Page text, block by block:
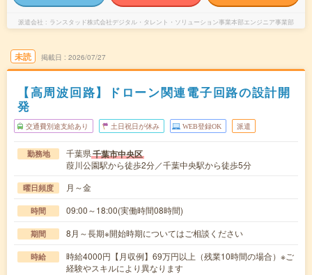
派遣会社 ランスタッド株式会社デジタル・タレント・ソリューション事業本部エンジニア事業部
未読 掲載日 2026/07/27
【高周波回路】ドローン関連電子回路の設計開
発
交通費別途支給あり 土日祝日が休み WEB登録OK 派遣
勤務地 千葉県千葉市中央区
葭川公園駅から徒歩2分／千葉中央駅から徒歩5分
曜日頻度 月～金
時間 09:00～18:00(実働時間08時間)
期間 8月～長期※開始時期についてはご相談ください
時給
時給4000円【月収例】69万円以上（残業10時間の場合）※ご
経験やスキルにより異なります